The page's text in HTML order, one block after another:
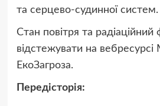
та серцево-судинної систем.
Стан повітря та
відстежувати на вебресурсі
ЕкоЗагроза.
Передісторія: